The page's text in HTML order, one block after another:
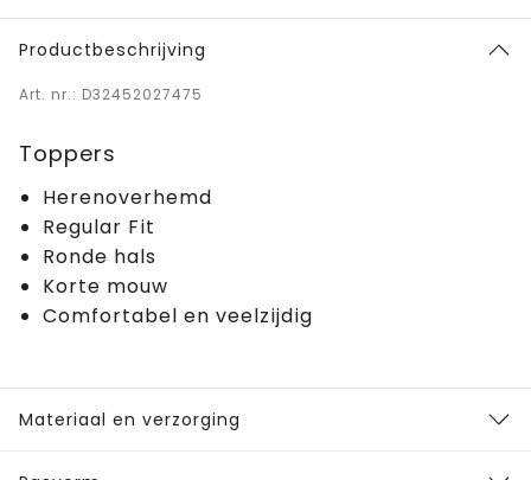
Productbeschrijving
Art. nr.: D32452027475
Toppers
Herenoverhemd
Regular Fit
Ronde hals
Korte mouw
Comfortabel en veelzijdig
Materiaal en verzorging